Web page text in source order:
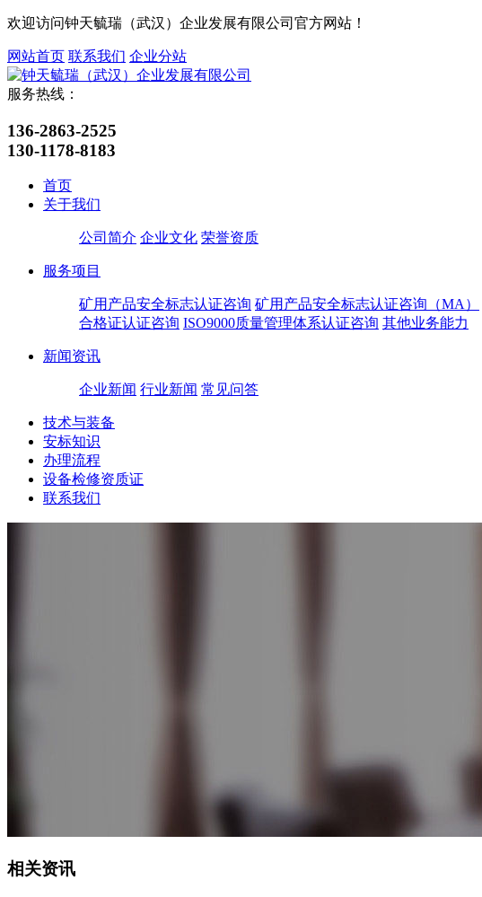
欢迎访问钟天毓瑞（武汉）企业发展有限公司官方网站！
网站首页 联系我们 企业分站
服务热线：
136-2863-2525
130-1178-8183
首页
关于我们
公司简介 企业文化 荣誉资质
服务项目
矿用产品安全标志认证咨询 矿用产品安全标志认证咨询（MA）
合格证认证咨询 ISO9000质量管理体系认证咨询 其他业务能力
新闻资讯
企业新闻 行业新闻 常见问答
技术与装备
安标知识
办理流程
设备检修资质证
联系我们
相关资讯